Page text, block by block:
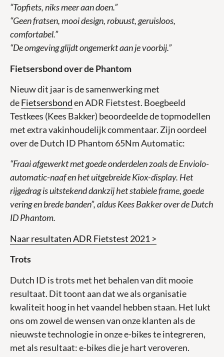
“Topfiets, niks meer aan doen.”
“Geen fratsen, mooi design, robuust, geruisloos,
comfortabel.”
“De omgeving glijdt ongemerkt aan je voorbij.”
Fietsersbond over de Phantom
Nieuw dit jaar is de samenwerking met
deFietsersbonden ADR Fietstest. Boegbeeld
Testkees (Kees Bakker) beoordeelde de topmodellen
met extra vakinhoudelijk commentaar. Zijn oordeel
over de Dutch ID Phantom 65Nm Automatic:
“Fraai afgewerkt met goede onderdelen zoals de Enviolo-
automatic-naaf en het uitgebreide Kiox-display. Het
rijgedrag is uitstekend dankzij het stabiele frame, goede
vering en brede banden”, aldus Kees Bakker over de Dutch
ID Phantom.
Naar resultaten ADR Fietstest 2021 >
Trots
Dutch ID is trots met het behalen van dit mooie
resultaat. Dit toont aan dat we als organisatie
kwaliteit hoog in het vaandel hebben staan. Het lukt
ons om zowel de wensen van onze klanten als de
nieuwste technologie in onze e-bikes te integreren,
met als resultaat: e-bikes die je hart veroveren.